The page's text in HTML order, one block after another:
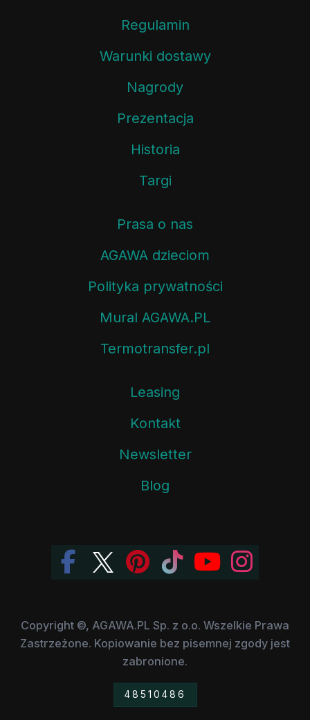
Regulamin
Warunki dostawy
Nagrody
Prezentacja
Historia
Targi
Prasa o nas
AGAWA dzieciom
Polityka prywatności
Mural AGAWA.PL
Termotransfer.pl
Leasing
Kontakt
Newsletter
Blog
Copyright ©, AGAWA.PL Sp. z o.o. Wszelkie Prawa
Zastrzeżone. Kopiowanie bez pisemnej zgody jest
zabronione.
48510486